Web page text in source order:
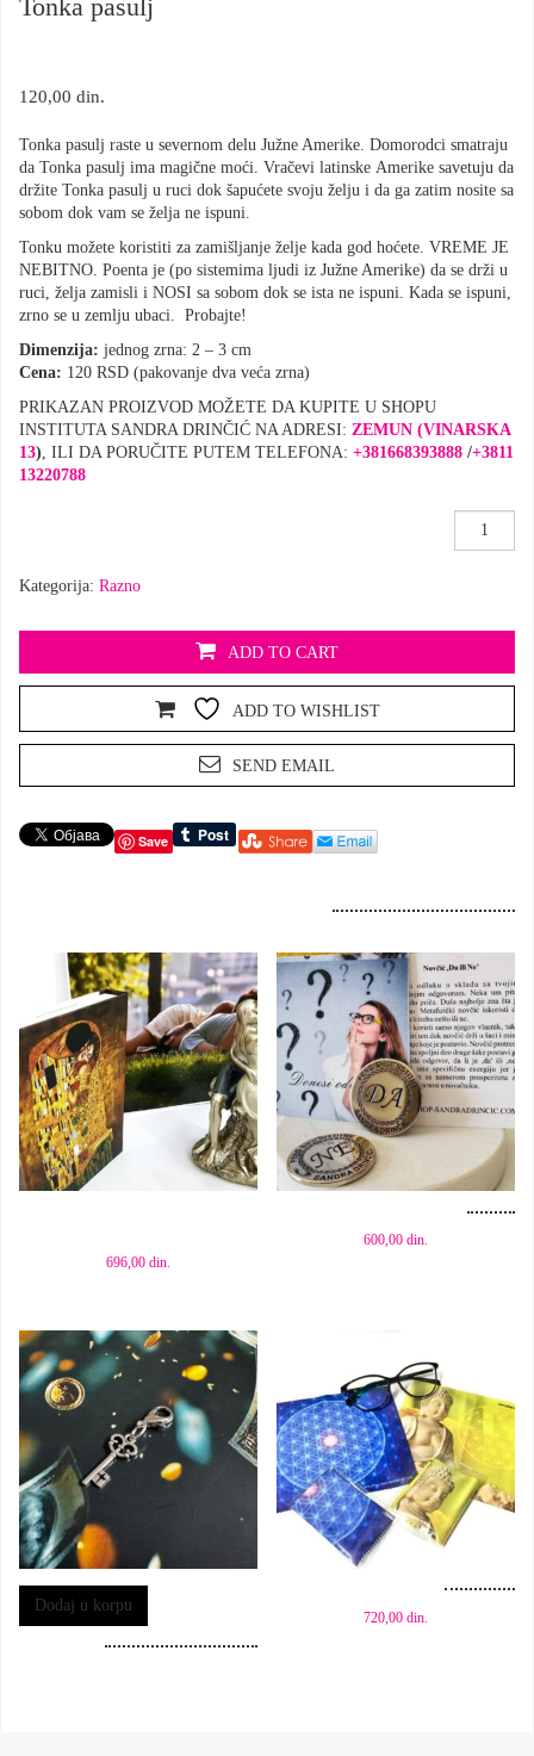
Tonka pasulj
120,00 din.
Tonka pasulj raste u severnom delu Južne Amerike. Domorodci smatraju
da Tonka pasulj ima magične moći. Vračevi latinske Amerike savetuju da
držite Tonka pasulj u ruci dok šapućete svoju želju i da ga zatim nosite sa
sobom dok vam se želja ne ispuni.
Tonku možete koristiti za zamišljanje želje kada god hoćete. VREME JE
NEBITNO. Poenta je (po sistemima ljudi iz Južne Amerike) da se drži u
ruci, želja zamisli i NOSI sa sobom dok se ista ne ispuni. Kada se ispuni,
zrno se u zemlju ubaci. Probajte!
Dimenzija: jednog zrna: 2 – 3 cm
Cena: 120 RSD (pakovanje dva veća zrna)
PRIKAZAN PROIZVOD MOŽETE DA KUPITE U SHOPU
INSTITUTA SANDRA DRINČIĆ NA ADRESI: ZEMUN (VINARSKA
13) , ILI DA PORUČITE PUTEM TELEFONA: +381668393888 /+3811
13220788
Tonka
Kategorija: Razno
ADD TO CART
ADD TO WISHLIST
SEND EMAIL
Save
Dodaj u korpu
696,00 din.
Dodaj u korpu
600,00din.
Dodaj u korpu
Dodaj u korpu
720,00din.